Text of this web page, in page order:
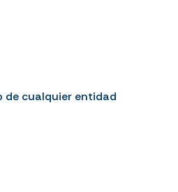
de cualquier entidad